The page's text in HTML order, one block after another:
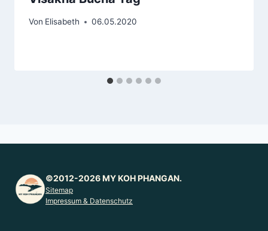
Von Elisabeth 06.05.2020
©2012-2026 MY KOH PHANGAN.
Sitemap
Impressum & Datenschutz